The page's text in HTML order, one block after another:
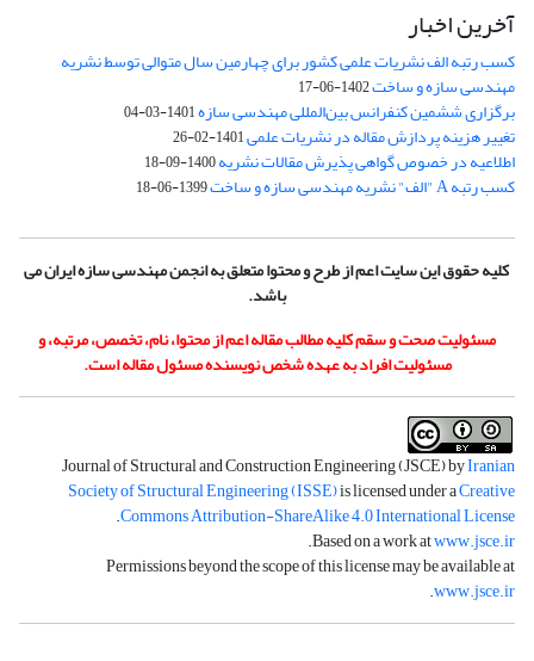
آخرین اخبار
کسب رتبه الف نشریات علمی کشور برای چهارمین سال متوالی توسط نشریه
مهندسی سازه و ساخت1402-06-17
برگزاری ششمین کنفرانس بین‌المللی مهندسی سازه1401-03-04
تغییر هزینه پردازش مقاله در نشریات علمی1401-02-26
اطلاعیه در خصوص گواهی پذیرش مقالات نشریه1400-09-18
کسب رتبه A "الف" نشریه مهندسی سازه و ساخت 1399-06-18
کلیه حقوق این سایت اعم از طرح و محتوا متعلق به انجمن مهندسی سازه ایران می
باشد.
مسئولیت صحت و سقم کلیه مطالب مقاله اعم از محتوا، نام، تخصص، مرتبه، و
مسئولیت افراد به عهده شخص نویسنده مسئول مقاله است.
Journal of Structural and Construction Engineering (JSCE) byIranian
Society of Structural Engineering (ISSE)is licensed under aCreative
Commons Attribution-ShareAlike 4.0 International License
.
Based on a work atwww.jsce.ir
.
Permissions beyond the scope of this license may be available at
www.jsce.ir
.